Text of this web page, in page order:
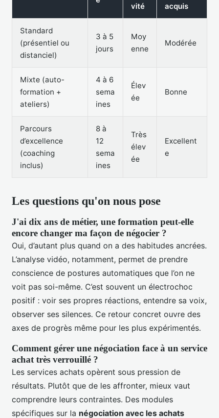
vité acquis
Standard
(présentiel ou
distanciel)
3 à 5
jours
Moy
enne
Modérée
Mixte (auto-
formation +
ateliers)
4 à 6
sema
ines
Élev
ée
Bonne
Parcours
d’excellence
(coaching
inclus)
8 à
12
sema
ines
Très
élev
ée
Excellent
e
Les questions qu'on nous pose
J'ai dix ans de métier, une formation peut-elle
encore changer ma façon de négocier ?
Oui, d’autant plus quand on a des habitudes ancrées.
L’analyse vidéo, notamment, permet de prendre
conscience de postures automatiques que l’on ne
voit pas soi-même. C’est souvent un électrochoc
positif : voir ses propres réactions, entendre sa voix,
observer ses silences. Ce retour concret ouvre des
axes de progrès même pour les plus expérimentés.
Comment gérer une négociation face à un service
achat très verrouillé ?
Les services achats opèrent sous pression de
résultats. Plutôt que de les affronter, mieux vaut
comprendre leurs contraintes. Des modules
spécifiques sur la négociation avec les achats